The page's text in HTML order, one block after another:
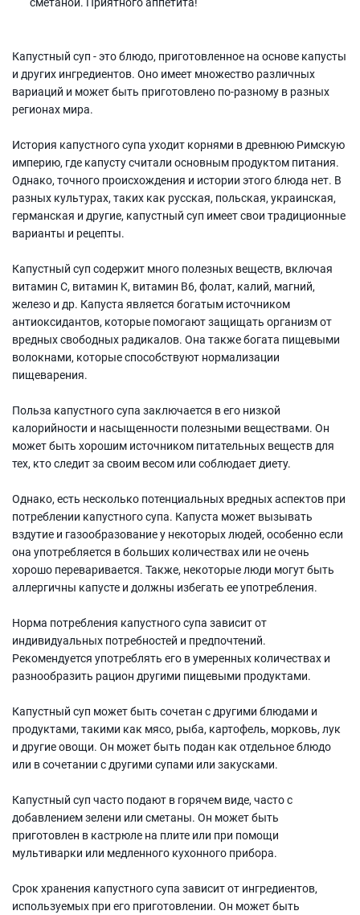
Капустный суп - это блюдо, приготовленное на основе капусты
и других ингредиентов. Оно имеет множество различных
вариаций и может быть приготовлено по-разному в разных
регионах мира.
История капустного супа уходит корнями в древнюю Римскую
империю, где капусту считали основным продуктом питания.
Однако, точного происхождения и истории этого блюда нет. В
разных культурах, таких как русская, польская, украинская,
германская и другие, капустный суп имеет свои традиционные
варианты и рецепты.
Капустный суп содержит много полезных веществ, включая
витамин C, витамин K, витамин B6, фолат, калий, магний,
железо и др. Капуста является богатым источником
антиоксидантов, которые помогают защищать организм от
вредных свободных радикалов. Она также богата пищевыми
волокнами, которые способствуют нормализации
пищеварения.
Польза капустного супа заключается в его низкой
калорийности и насыщенности полезными веществами. Он
может быть хорошим источником питательных веществ для
тех, кто следит за своим весом или соблюдает диету.
Однако, есть несколько потенциальных вредных аспектов при
потреблении капустного супа. Капуста может вызывать
вздутие и газообразование у некоторых людей, особенно если
она употребляется в больших количествах или не очень
хорошо переваривается. Также, некоторые люди могут быть
аллергичны капусте и должны избегать ее употребления.
Норма потребления капустного супа зависит от
индивидуальных потребностей и предпочтений.
Рекомендуется употреблять его в умеренных количествах и
разнообразить рацион другими пищевыми продуктами.
Капустный суп может быть сочетан с другими блюдами и
продуктами, такими как мясо, рыба, картофель, морковь, лук
и другие овощи. Он может быть подан как отдельное блюдо
или в сочетании с другими супами или закусками.
Капустный суп часто подают в горячем виде, часто с
добавлением зелени или сметаны. Он может быть
приготовлен в кастрюле на плите или при помощи
мультиварки или медленного кухонного прибора.
Срок хранения капустного супа зависит от ингредиентов,
используемых при его приготовлении. Он может быть